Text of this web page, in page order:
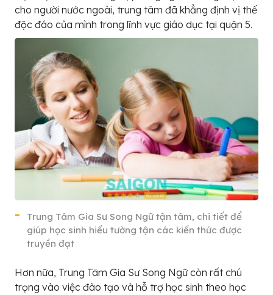
cho người nước ngoài, trung tâm đã khẳng định vị thế
độc đáo của mình trong lĩnh vực giáo dục tại quận 5.
Trung Tâm Gia Sư Song Ngữ tận tâm, chi tiết để
giúp học sinh hiểu tường tận các kiến thức được
truyền đạt
Hơn nữa, Trung Tâm Gia Sư Song Ngữ còn rất chú
trọng vào việc đào tạo và hỗ trợ học sinh theo học